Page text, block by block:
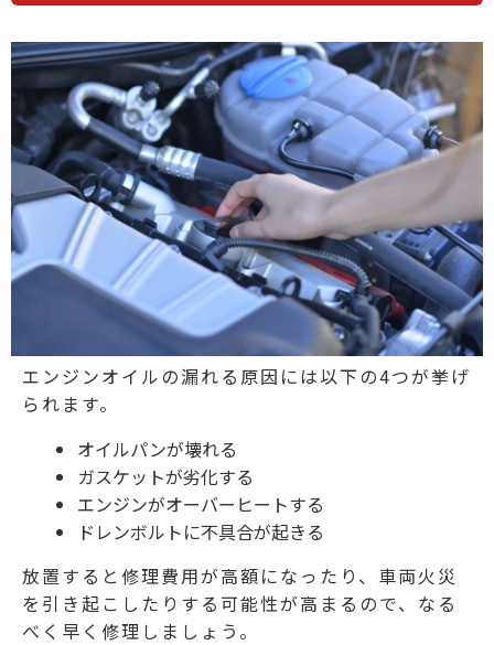
エンジンオイルの漏れる原因には以下の4つが挙げ
られます。
オイルパンが壊れる
ガスケットが劣化する
エンジンがオーバーヒートする
ドレンボルトに不具合が起きる
放置すると修理費用が高額になったり、車両火災
を引き起こしたりする可能性が高まるので、なる
べく早く修理しましょう。